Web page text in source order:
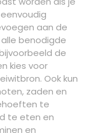
aan de
benodigde
de
kies voor
Ook kun
zaden en
te
te eten en
en